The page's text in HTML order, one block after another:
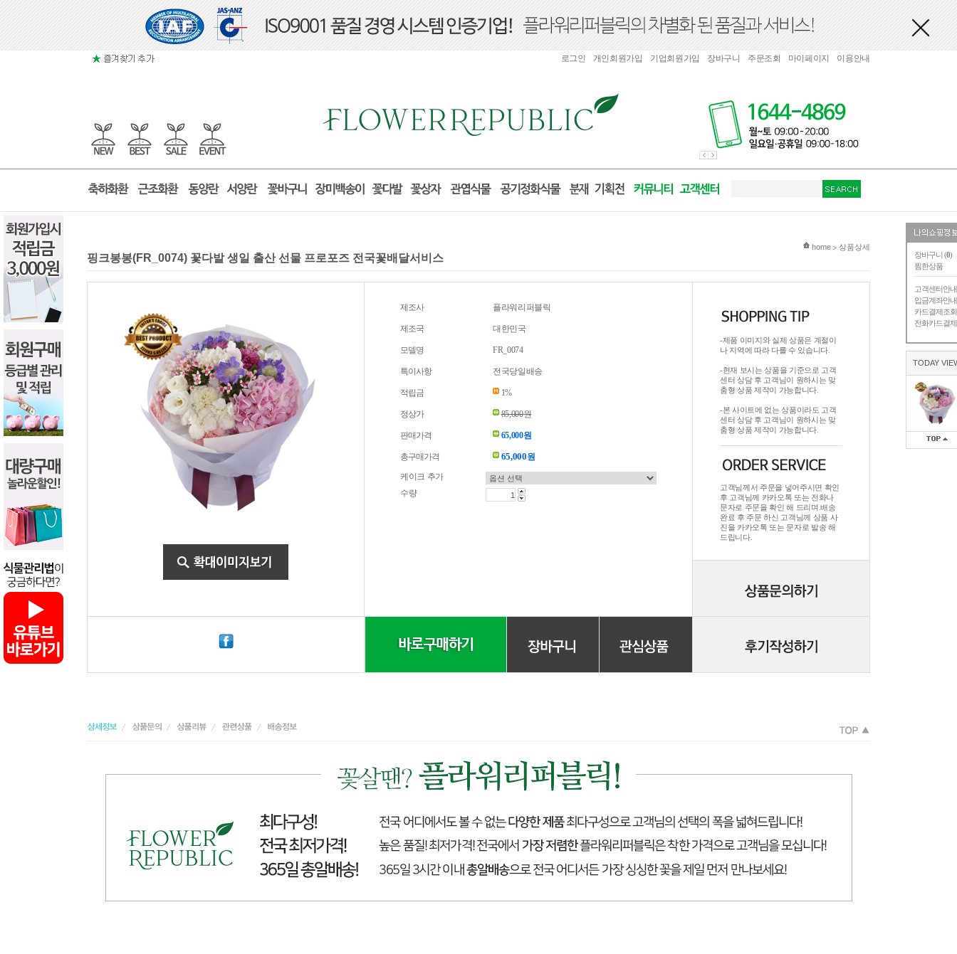
장바구니 (0)
찜한상품
고객센터안내
입금계좌안내
카드결제조회
전화카드결제
TODAY
로그인 개인회원가입 기업회원가입 장바구니 주문조회 마이페이지 이용안내
현재 위치
home > 상품상세
핑크봉봉(FR_0074) 꽃다발 생일 출산 선물 프로포즈 전국꽃배달서비스
제조사 플라워리퍼블릭
제조국 대한민국
모델명 FR_0074
특이사항 전국당일배송
적립금 1%
정상가 85,000원
판매가격 65,000원
총구매가격 65,000원
케이크 추가
수량
-제품 이미지와 실제 상품은 계절이
나 지역에 따라 다를 수 있습니다.
-현재 보시는 상품을 기준으로 고객
센터 상담 후 고객님이 원하시는 맞
춤형 상품 제작이 가능합니다.
-본 사이트에 없는 상품이라도 고객
센터 상담 후 고객님이 원하시는 맞
춤형 상품 제작이 가능합니다.
고객님께서 주문을 넣어주시면 확인
후 고객님께 카카오톡 또는 전화나
문자로 주문을 확인 해 드리며.배송
완료 후 주문 하신 고객님께 상품 사
진을 카카오톡 또는 문자로 발송 해
드립니다.